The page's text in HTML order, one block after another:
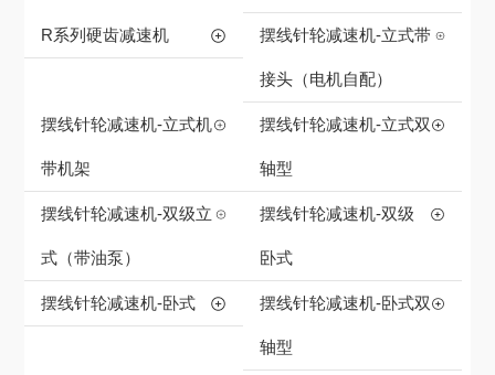
R系列硬齿减速机 摆线针轮减速机-立式带
接头（电机自配）
摆线针轮减速机-立式机
带机架
摆线针轮减速机-立式双
轴型
摆线针轮减速机-双级立
式（带油泵）
摆线针轮减速机-双级
卧式
摆线针轮减速机-卧式 摆线针轮减速机-卧式双
轴型